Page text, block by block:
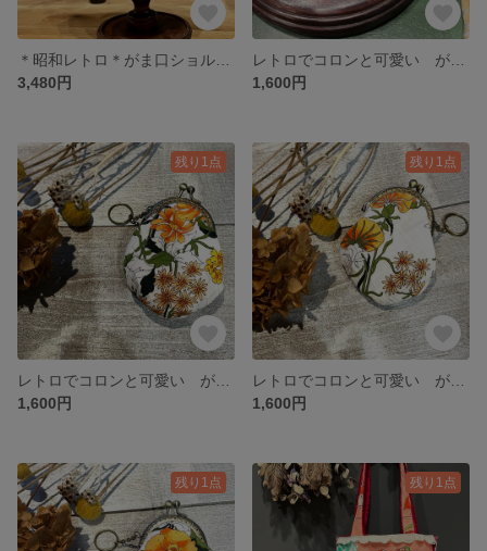
3,480円
1,600円
残り1点
1,600円
残り1点
1,600円
残り1点 残り1点